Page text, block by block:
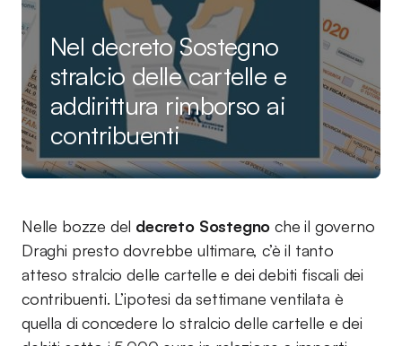
Nel decreto Sostegno
stralcio delle cartelle e
addirittura rimborso ai
contribuenti
Nelle bozze del decreto Sostegno che il governo
Draghi presto dovrebbe ultimare, c’è il tanto
atteso stralcio delle cartelle e dei debiti fiscali dei
contribuenti. L’ipotesi da settimane ventilata è
quella di concedere lo stralcio delle cartelle e dei